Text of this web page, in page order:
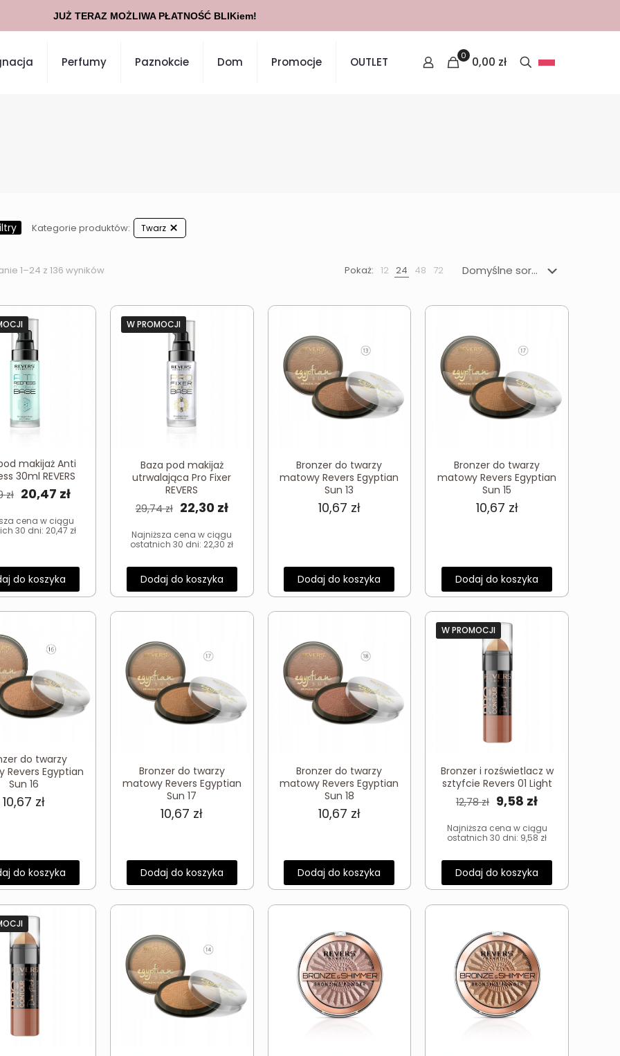
Perfumy Paznokcie Dom Promocje OUTLET 0 0,00 zł
Kategorie produktów: Twarz
1–24 z 136 wyników Pokaż: 12 24 48 72
makijaż Anti
30ml REVERS
zł Pierwotna
wynosiła:
20,47 złAktualna
wynosi:
cena w ciągu
30 dni: 20,47 zł
do koszyka
W PROMOCJI
Baza pod makijaż
utrwalająca Pro Fixer
REVERS
29,74zł Pierwotna
wynosiła:
29,74 zł.
22,30 złAktualna
wynosi:
22,30 zł.
Najniższa cena w ciągu
ostatnich 30 dni: 22,30 zł
Dodaj do koszyka
Bronzer do twarzy
matowy Revers Egyptian
Sun 13
10,67 zł
Dodaj do koszyka
Bronzer do twarzy
matowy Revers Egyptian
Sun 15
10,67 zł
Dodaj do koszyka
do twarzy
Revers Egyptian
Sun 16
10,67 zł
do koszyka
Bronzer do twarzy
matowy Revers Egyptian
Sun 17
10,67 zł
Dodaj do koszyka
Bronzer do twarzy
matowy Revers Egyptian
Sun 18
10,67 zł
Dodaj do koszyka
W PROMOCJI
Bronzer i rozświetlacz w
sztyfcie Revers 01 Light
12,78zł Pierwotna
wynosiła:
12,78 zł.
9,58 złAktualna
wynosi:
9,58 zł.
Najniższa cena w ciągu
ostatnich 30 dni: 9,58 zł
Dodaj do koszyka
JUŻ TERAZ MOŻLIWA PŁATNOŚĆ BLIKiem!